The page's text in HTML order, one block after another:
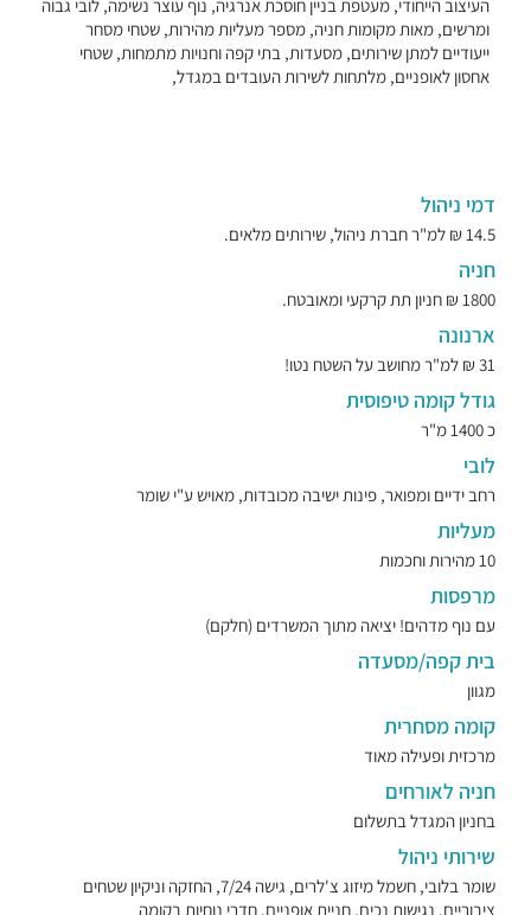
העיצוב הייחודי, מעטפת בניין חוסכת אנרגיה, נוף עוצר נשימה, לובי גבוה
ומרשים, מאות מקומות חניה, מספר מעליות מהירות, שטחי מסחר
ייעודיים למתן שירותים, מסעדות, בתי קפה וחנויות מתמחות, שטחי
אחסון לאופניים, מלתחות לשירות העובדים במגדל,
דמי ניהול
14.5 ₪ למ"ר חברת ניהול, שירותים מלאים.
חניה
1800 ₪ חניון תת קרקעי ומאובטח.
ארנונה
31 ₪ למ"ר מחושב על השטח נטו!
גודל קומה טיפוסית
כ 1400 מ"ר
לובי
רחב ידיים ומפואר, פינות ישיבה מכובדות, מאויש ע"י שומר
מעליות
10 מהירות וחכמות
מרפסות
עם נוף מדהים! יציאה מתוך המשרדים (חלקם)
בית קפה/מסעדה
מגוון
קומה מסחרית
מרכזית ופעילה מאוד
חניה לאורחים
בחניון המגדל בתשלום
שירותי ניהול
שומר בלובי, חשמל מיזוג צ'לרים, גישה 7/24, החזקה וניקיון שטחים
ציבוריים, נגישות נכים, חניית אופניים, חדרי נוחיות בקומה